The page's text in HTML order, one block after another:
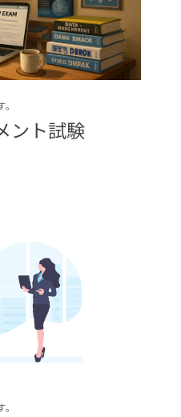
ント試験